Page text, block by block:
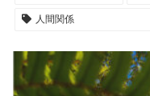
人間関係